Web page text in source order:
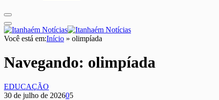
Você está em:Início » olimpíada
Navegando: olimpíada
EDUCAÇÃO
30 de julho de 202605